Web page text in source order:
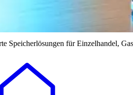
Speicherlösungen für Einzelhandel,